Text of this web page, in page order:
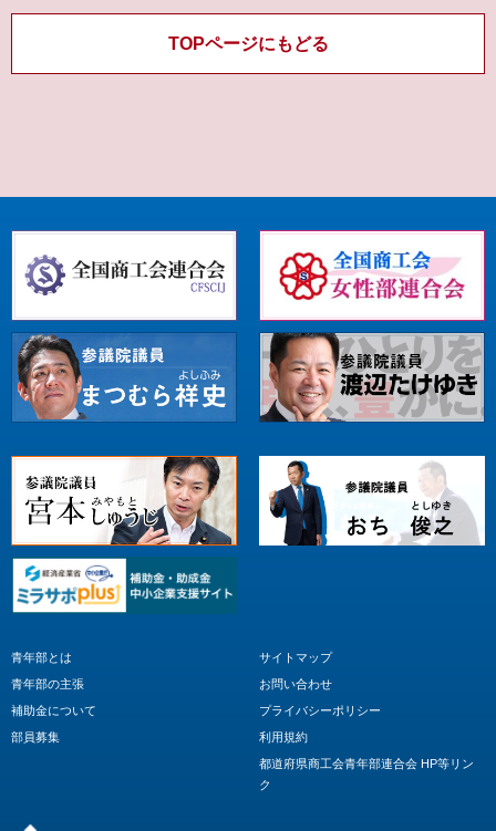
TOPページにもどる
青年部とは
青年部の主張
補助金について
部員募集
サイトマップ
お問い合わせ
プライバシーポリシー
利用規約
都道府県商工会青年部連合会 HP等リン
ク